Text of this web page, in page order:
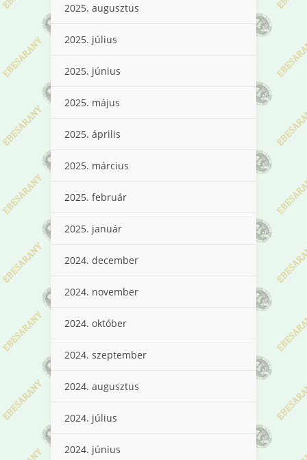
2025. augusztus
2025. július
2025. június
2025. május
2025. április
2025. március
2025. február
2025. január
2024. december
2024. november
2024. október
2024. szeptember
2024. augusztus
2024. július
2024. június